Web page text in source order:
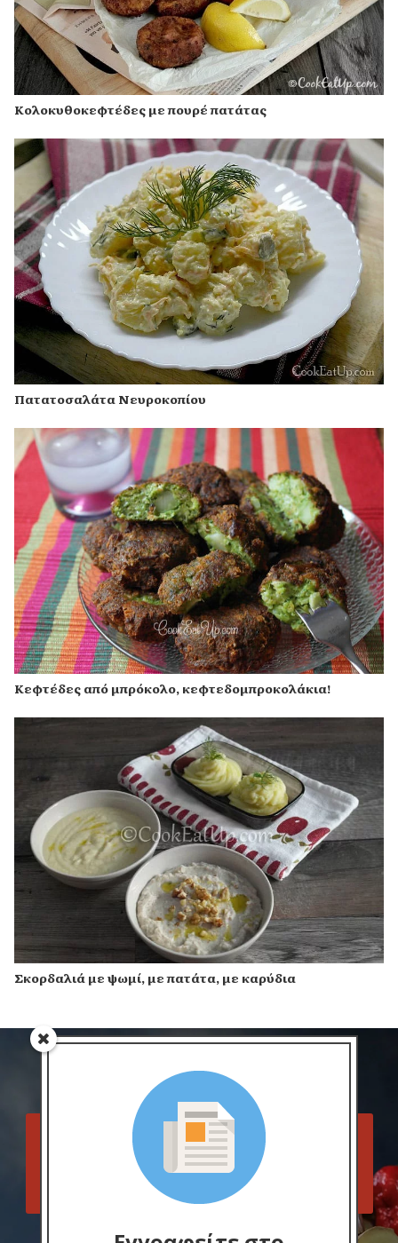
Κολοκυθοκεφτέδες με πουρέ πατάτας
Πατατοσαλάτα Νευροκοπίου
Κεφτέδες από μπρόκολο, κεφτεδομπροκολάκια!
Σκορδαλιά με ψωμί, με πατάτα, με καρύδια
Ακολουθήστε το Cook Eat Up
στα μέσα δικτύωσης